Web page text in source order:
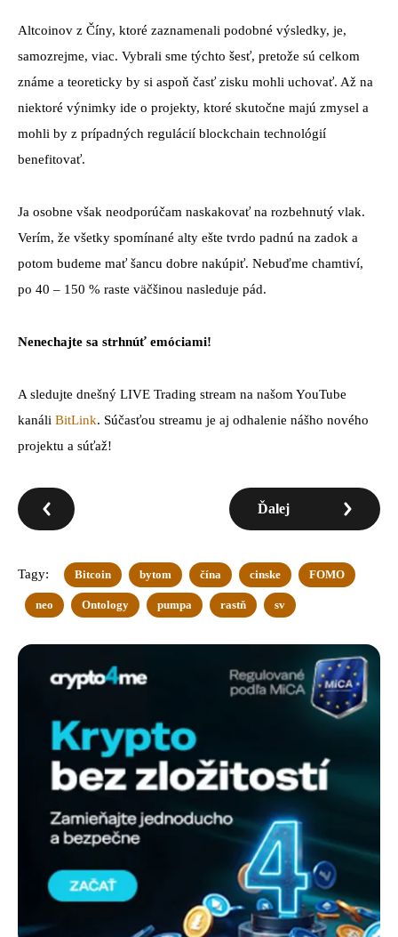
Altcoinov z Číny, ktoré zaznamenali podobné výsledky, je,
samozrejme, viac. Vybrali sme týchto šesť, pretože sú celkom
známe a teoreticky by si aspoň časť zisku mohli uchovať. Až na
niektoré výnimky ide o projekty, ktoré skutočne majú zmysel a
mohli by z prípadných regulácií blockchain technológií
benefitovať.
Ja osobne však neodporúčam naskakovať na rozbehnutý vlak.
Verím, že všetky spomínané alty ešte tvrdo padnú na zadok a
potom budeme mať šancu dobre nakúpiť. Nebuďme chamtiví,
po 40 – 150 % raste väčšinou nasleduje pád.
Nenechajte sa strhnúť emóciami!
A sledujte dnešný LIVE Trading stream na našom YouTube
kanáli BitLink. Súčasťou streamu je aj odhalenie nášho nového
projektu a súťaž!
Ďalej
Tagy: Bitcoin bytom čína cinske FOMO
neo Ontology pumpa rastň sv